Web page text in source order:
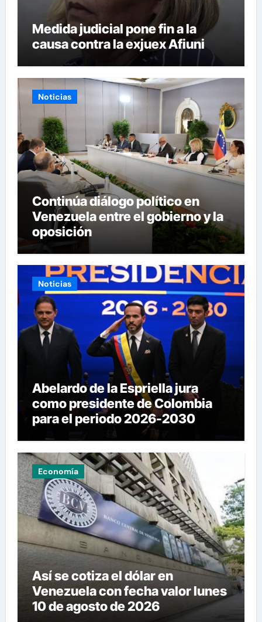
Medida judicial pone fin a la
causa contra la exjuex Afiuni
Noticias
Continúa diálogo político en
Venezuela entre el gobierno y la
oposición
Noticias
Abelardo de la Espriella jura
como presidente de Colombia
para el periodo 2026-2030
Economía
Así se cotiza el dólar en
Venezuela con fecha valor lunes
10 de agosto de 2026